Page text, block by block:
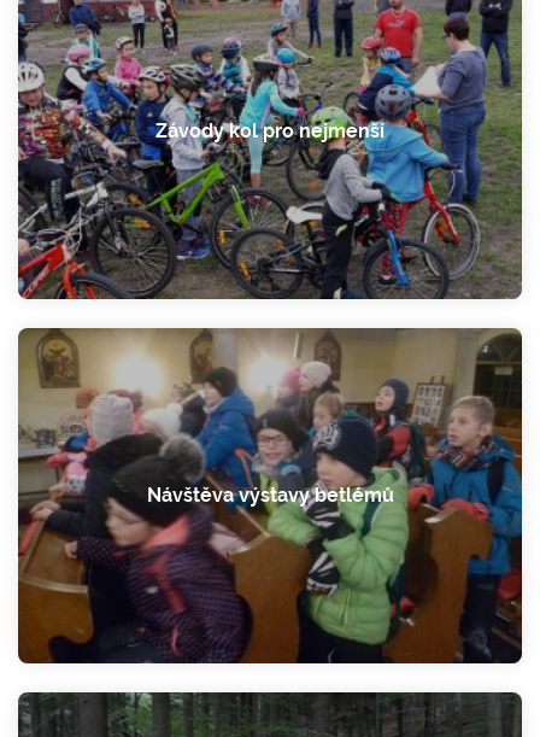
Závody kol pro nejmenší
Návštěva výstavy betlémů